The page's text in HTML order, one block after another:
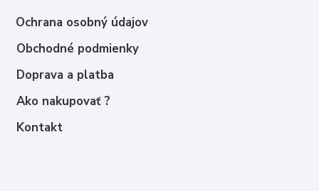
Ochrana osobný údajov
Obchodné podmienky
Doprava a platba
Ako nakupovať ?
Kontakt